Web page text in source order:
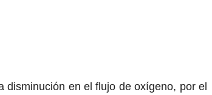
disminución en el flujo de oxígeno, por el